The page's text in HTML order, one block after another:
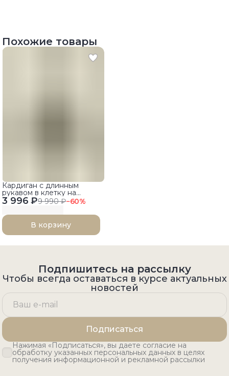
Похожие товары
3 996 ₽9 990 ₽−60%
Кардиган с длинным
рукавом в клетку на
пуговицах
В корзину
Подпишитесь на рассылку
Чтобы всегда оставаться в курсе актуальных
новостей
Подписаться
Нажимая «Подписаться», вы даете согласие на
обработку указанных персональных данных в целях
получения информационной и рекламной рассылки